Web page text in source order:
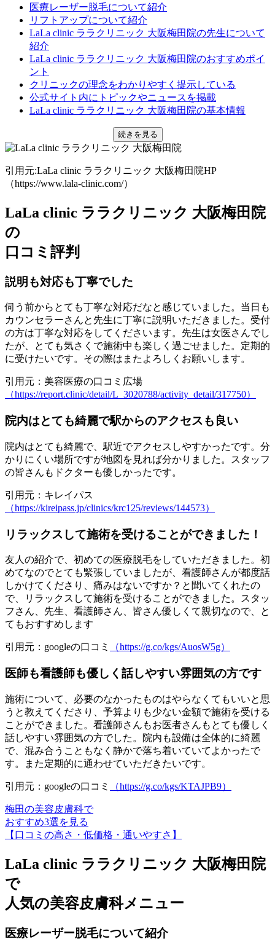
医療レーザー脱毛について紹介
リフトアップについて紹介
LaLa clinic ララクリニック 大阪梅田院の先生について
紹介
LaLa clinic ララクリニック 大阪梅田院のおすすめポイ
ント
クリニックの理念をわかりやすく提示している
公式サイト内にトピックやニュースを掲載
LaLa clinic ララクリニック 大阪梅田院の基本情報
続きを見る
引用元:LaLa clinic ララクリニック 大阪梅田院HP
（https://www.lala-clinic.com/）
LaLa clinic ララクリニック 大阪梅田院
の
口コミ評判
説明も対応も丁寧でした
伺う前からとても丁寧な対応だなと感じていました。当日も
カウンセラーさんと先生に丁寧に説明いただきました。受付
の方は丁寧な対応をしてくださいます。先生は女医さんでし
たが、とても気さくで施術中も楽しく過ごせました。定期的
に受けたいです。その際はまたよろしくお願いします。
引用元：美容医療の口コミ広場
（https://report.clinic/detail/L_3020788/activity_detail/317750）
院内はとても綺麗で駅からのアクセスも良い
院内はとても綺麗で、駅近でアクセスしやすかったです。分
かりにくい場所ですが地図を見れば分かりました。スタッフ
の皆さんもドクターも優しかったです。
引用元：キレイパス
（https://kireipass.jp/clinics/krc125/reviews/144573）
リラックスして施術を受けることができました！
友人の紹介で、初めての医療脱毛をしていただきました。初
めてなのでとても緊張していましたが、看護師さんが都度話
しかけてくださり、痛みはないですか？と聞いてくれたの
で、リラックスして施術を受けることができました。スタッ
フさん、先生、看護師さん、皆さん優しくて親切なので、と
てもおすすめします
引用元：googleの口コミ （https://g.co/kgs/AuosW5g）
医師も看護師も優しく話しやすい雰囲気の方です
施術について、必要のなかったものはやらなくてもいいと思
うと教えてくださり、予算よりも少ない金額で施術を受ける
ことができました。看護師さんもお医者さんもとても優しく
話しやすい雰囲気の方でした。院内も設備は全体的に綺麗
で、混み合うこともなく静かで落ち着いていてよかったで
す。また定期的に通わせていただきたいです。
引用元：googleの口コミ （https://g.co/kgs/KTAJPB9）
梅田の美容皮膚科で
おすすめ3選を見る
【口コミの高さ・低価格・通いやすさ】
LaLa clinic ララクリニック 大阪梅田院
で
人気の美容皮膚科メニュー
医療レーザー脱毛について紹介